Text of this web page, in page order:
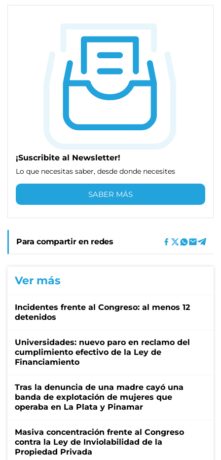
¡Suscribite al Newsletter!
Lo que necesitas saber, desde donde necesites
SABER MÁS
Para compartir en redes
Ver más
Incidentes frente al Congreso: al menos 12
detenidos
Universidades: nuevo paro en reclamo del
cumplimiento efectivo de la Ley de
Financiamiento
Tras la denuncia de una madre cayó una
banda de explotación de mujeres que
operaba en La Plata y Pinamar
Masiva concentración frente al Congreso
contra la Ley de Inviolabilidad de la
Propiedad Privada